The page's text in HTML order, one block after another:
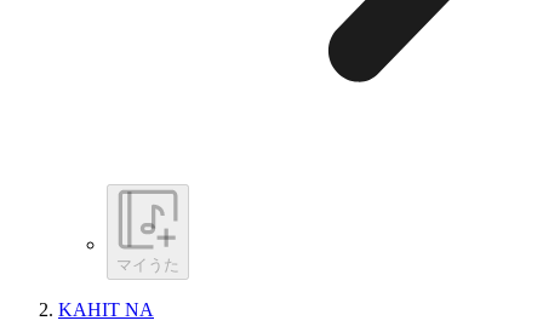
マイうた
KAHIT NA